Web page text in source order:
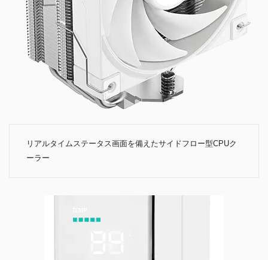
リアルタイムステータス画面を備えたサイドフロー型CPUク
ーラー